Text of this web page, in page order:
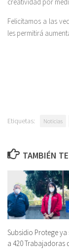
creatividad por
Felicitamos a las
les permitirá
Etiquetas: Noticias
TAMBIÉN
Subsidio Protege ya
a 420 Trabajadoras